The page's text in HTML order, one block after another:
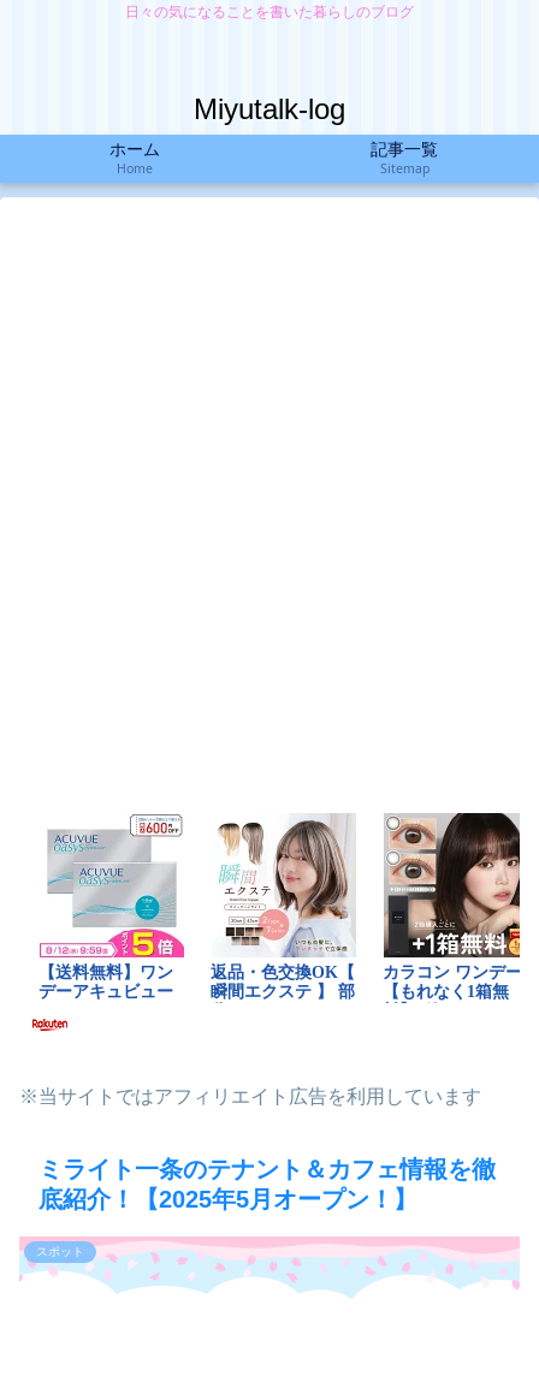
日々の気になることを書いた暮らしのブログ
Miyutalk-log
ホーム
Home
記事一覧
Sitemap
※当サイトではアフィリエイト広告を利用しています
ミライト一条のテナント＆カフェ情報を徹
底紹介！【2025年5月オープン！】
スポット